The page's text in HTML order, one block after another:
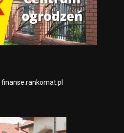
finanse.rankomat.pl